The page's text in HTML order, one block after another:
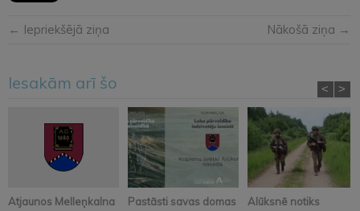
← Iepriekšējā ziņa Nākošā ziņa →
Iesakām arī šo
Atjaunos Melleņkalna
Pastāsti savas domas
Alūksnē notiks
< >